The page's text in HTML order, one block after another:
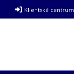
Klientské centrum